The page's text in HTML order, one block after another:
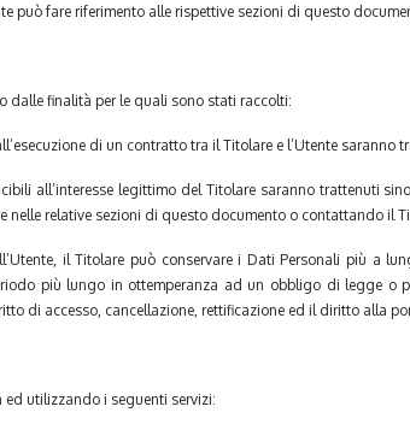
può fare riferimento alle rispettive sezioni di questo
dalle finalità per le quali sono stati raccolti:
di un contratto tra il Titolare e l’Utente
all’interesse legittimo del Titolare saranno trattenuti
nelle relative sezioni di questo documento o contattando il
il Titolare può conservare i Dati Personali più a
più lungo in ottemperanza ad un obbligo di legge o
di accesso, cancellazione, rettificazione ed il diritto alla
ed utilizzando i seguenti servizi: